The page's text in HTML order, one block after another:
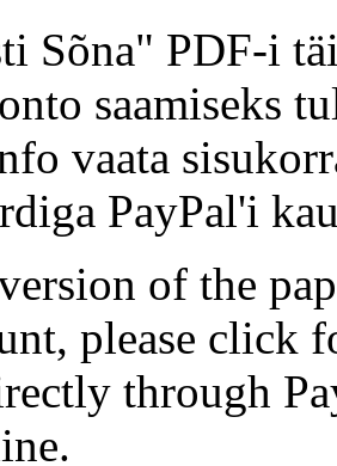
Sõna" PDF-i
saamiseks
vaata
PayPal'i
of the
please click
through